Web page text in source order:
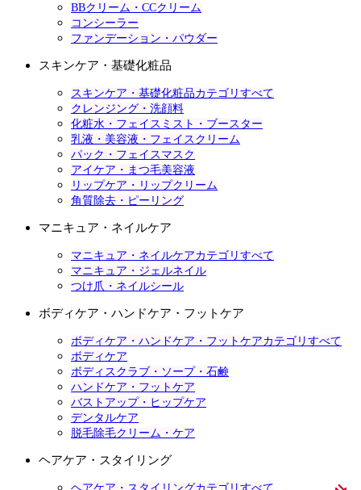
BBクリーム・CCクリーム
コンシーラー
ファンデーション・パウダー
スキンケア・基礎化粧品
スキンケア・基礎化粧品カテゴリすべて
クレンジング・洗顔料
化粧水・フェイスミスト・ブースター
乳液・美容液・フェイスクリーム
パック・フェイスマスク
アイケア・まつ毛美容液
リップケア・リップクリーム
角質除去・ピーリング
マニキュア・ネイルケア
マニキュア・ネイルケアカテゴリすべて
マニキュア・ジェルネイル
つけ爪・ネイルシール
ボディケア・ハンドケア・フットケア
ボディケア・ハンドケア・フットケアカテゴリすべて
ボディケア
ボディスクラブ・ソープ・石鹸
ハンドケア・フットケア
バストアップ・ヒップケア
デンタルケア
脱毛除毛クリーム・ケア
ヘアケア・スタイリング